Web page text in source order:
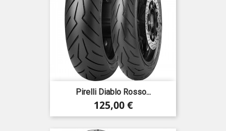
Pirelli Diablo Rosso...
Precio
125,00 €